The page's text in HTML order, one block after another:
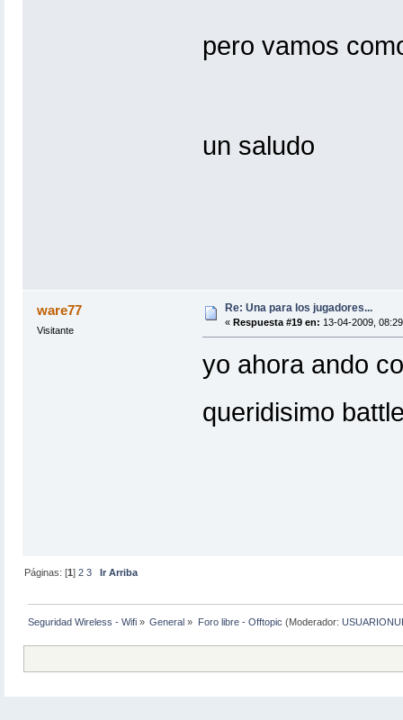
pero vamos
un saludo
ware77
Visitante
Re: Una para los jugadores...
« Respuesta #19 en: 13-04-2009,
yo ahora ando
queridisimo
Páginas: [1]2 3 Ir Arriba
Seguridad Wireless - Wifi » General » Foro libre - Offtopic (Moderador: